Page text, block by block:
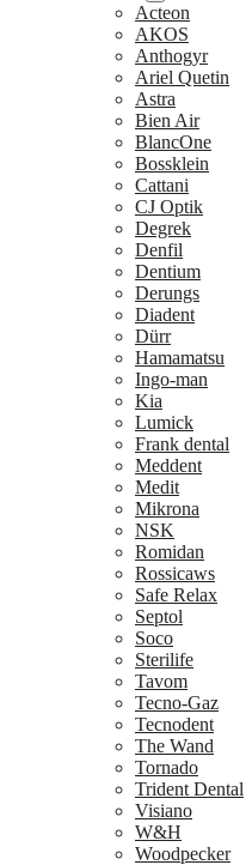
Acteon
AKOS
Anthogyr
Ariel Quetin
Astra
Bien Air
BlancOne
Bossklein
Cattani
CJ Optik
Degrek
Denfil
Dentium
Derungs
Diadent
Dürr
Hamamatsu
Ingo-man
Kia
Lumick
Frank dental
Meddent
Medit
Mikrona
NSK
Romidan
Rossicaws
Safe Relax
Septol
Soco
Sterilife
Tavom
Tecno-Gaz
Tecnodent
The Wand
Tornado
Trident Dental
Visiano
W&H
Woodpecker